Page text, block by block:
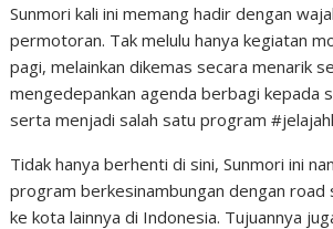
Sunmori kali ini memang hadir dengan
permotoran. Tak melulu hanya kegiatan
pagi, melainkan dikemas secara menarik
mengedepankan agenda berbagi kepada
serta menjadi salah satu program
Tidak hanya berhenti di sini, Sunmori ini
program berkesinambungan dengan road
ke kota lainnya di Indonesia. Tujuannya